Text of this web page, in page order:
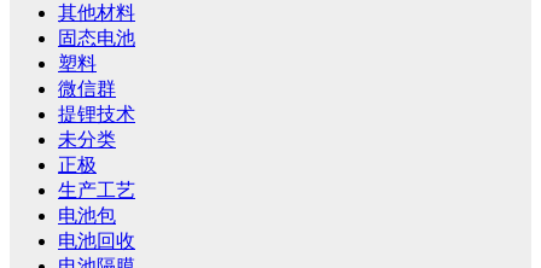
其他材料
固态电池
塑料
微信群
提锂技术
未分类
正极
生产工艺
电池包
电池回收